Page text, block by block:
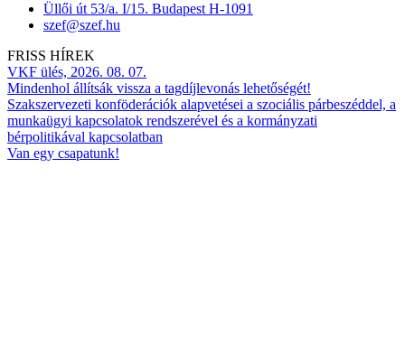
Üllői út 53/a. I/15. Budapest H-1091
szef@szef.hu
FRISS HÍREK
VKF ülés, 2026. 08. 07.
Mindenhol állítsák vissza a tagdíjlevonás lehetőségét!
Szakszervezeti konföderációk alapvetései a szociális párbeszéddel, a
munkaügyi kapcsolatok rendszerével és a kormányzati
bérpolitikával kapcsolatban
Van egy csapatunk!